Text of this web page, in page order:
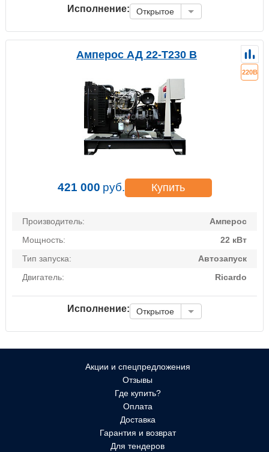
Исполнение: Открытое
Амперос АД 22-Т230 B
220В
421 000 руб. Купить
Производитель:
Амперос
Мощность:
22 кВт
Тип запуска:
Автозапуск
Двигатель:
Ricardo
Исполнение: Открытое
Акции и спецпредложения
Отзывы
Где купить?
Оплата
Доставка
Гарантия и возврат
Для тендеров